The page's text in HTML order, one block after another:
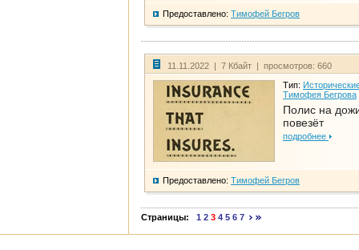
Предоставлено: Тимофей Бегров
11.11.2022 | 7 Кбайт | просмотров: 660
Тип:
Тимофея Бегрова
Полис на
повезёт
подробнее
Предоставлено: Тимофей Бегров
Страницы: 1 2 3 4 5 6 7